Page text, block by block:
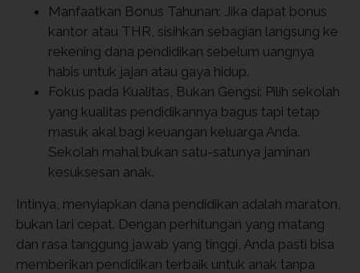
Manfaatkan Bonus Tahunan: Jika dapat bonus
kantor atau THR, sisihkan sebagian langsung ke
rekening dana pendidikan sebelum uangnya
habis untuk jajan atau gaya hidup.
Fokus pada Kualitas, Bukan Gengsi: Pilih sekolah
yang kualitas pendidikannya bagus tapi tetap
masuk akal bagi keuangan keluarga Anda.
Sekolah mahal bukan satu-satunya jaminan
kesuksesan anak.
Intinya, menyiapkan dana pendidikan adalah maraton,
bukan lari cepat. Dengan perhitungan yang matang
dan rasa tanggung jawab yang tinggi, Anda pasti bisa
memberikan pendidikan terbaik untuk anak tanpa